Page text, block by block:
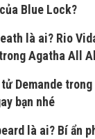
Blue Lock?
là ai? Rio
Agatha All
tử Demande
bạn nhé
là ai? Bí ẩn